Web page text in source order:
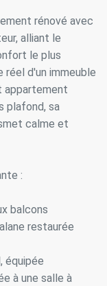
rénové avec
alliant le
le plus
réel d'un immeuble
appartement
plafond, sa
calme et
:
balcons
restaurée
équipée
à une salle à